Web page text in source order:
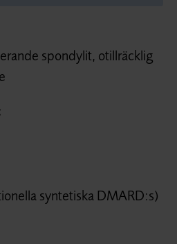
spondylit, otillräcklig
syntetiska DMARD:s)